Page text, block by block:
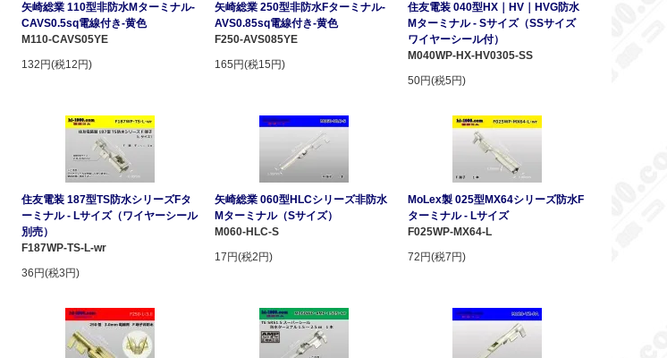
矢崎総業 110型非防水Mターミナル-
CAVS0.5sq電線付き-黄色
M110-CAVS05YE
132円(税12円)
矢崎総業 250型非防水Fターミナル-
AVS0.85sq電線付き-黄色
F250-AVS085YE
165円(税15円)
住友電装 040型HX｜HV｜HVG防水
Mターミナル - Sサイズ（SSサイズ
ワイヤーシール付）
M040WP-HX-HV0305-SS
50円(税5円)
住友電装 187型TS防水シリーズFタ
ーミナル - Lサイズ（ワイヤーシール
別売）
F187WP-TS-L-wr
36円(税3円)
矢崎総業 060型HLCシリーズ非防水
Mターミナル（Sサイズ）
M060-HLC-S
17円(税2円)
MoLex製 025型MX64シリーズ防水F
ターミナル - Lサイズ
F025WP-MX64-L
72円(税7円)